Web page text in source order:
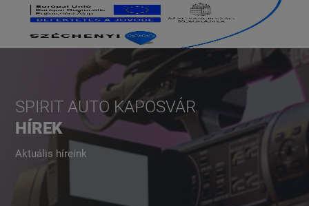
SPIRIT AUTO KAPOSVÁR
HÍREK
Aktuális híreink